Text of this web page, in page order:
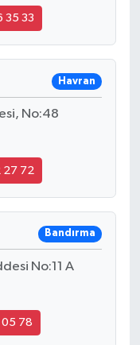
35 33
Havran
No:48
27 72
Bandırma
No:11 A
05 78